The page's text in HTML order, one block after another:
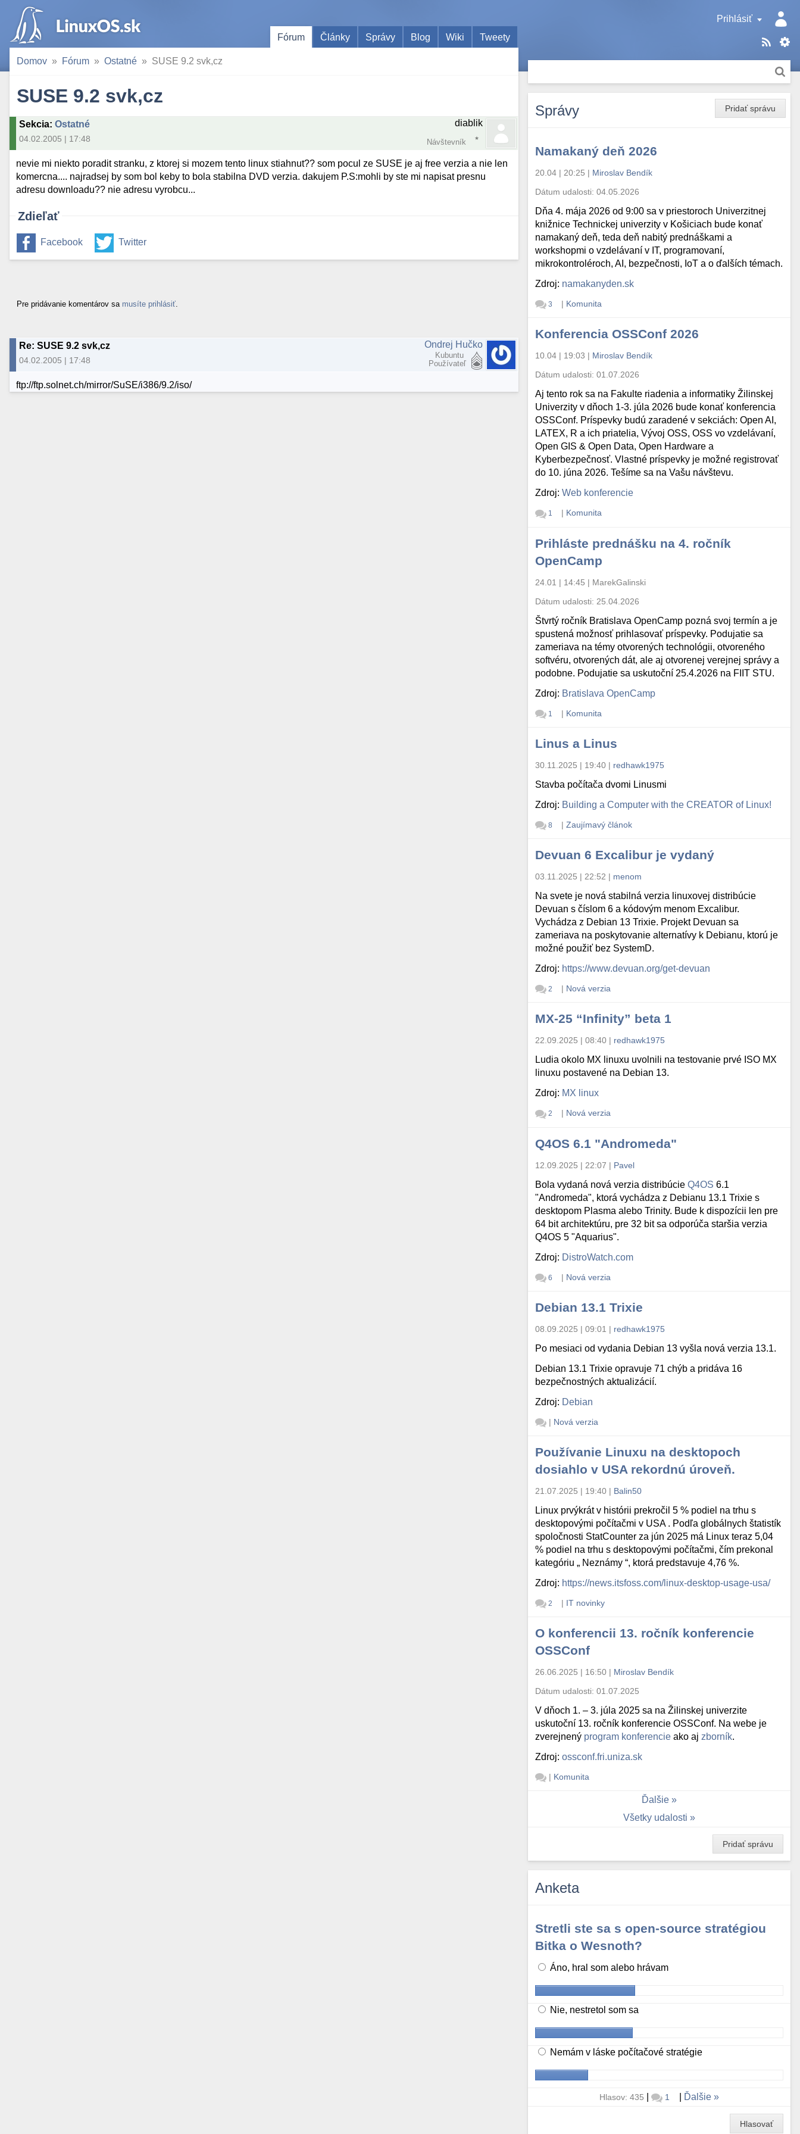
Prihlásiť
Fórum
Články Správy Blog Wiki Tweety
Domov Fórum Ostatné SUSE 9.2 svk,cz
SUSE 9.2 svk,cz
Sekcia: Ostatné
04.02.2005 | 17:48
diablik
Návštevník
nevie mi niekto poradit stranku, z ktorej si mozem tento linux stiahnut?? som pocul ze SUSE je aj free verzia a nie len
komercna.... najradsej by som bol keby to bola stabilna DVD verzia. dakujem P.S:mohli by ste mi napisat presnu
adresu downloadu?? nie adresu vyrobcu...
Zdieľať
Facebook Twitter
Pre pridávanie komentárov sa musíte prihlásiť
Re: SUSE 9.2 svk,cz
04.02.2005 | 17:48
Ondrej Hučko
Kubuntu
Používateľ
ftp://ftp.solnet.ch/mirror/SuSE/i386/9.2/iso/
Pridať správu
Správy
Namakaný deň 2026
20.04 | 20:25 | Miroslav Bendík
Dátum udalosti:04.05.2026
Dňa 4. mája 2026 od 9:00 sa v priestoroch Univerzitnej
knižnice Technickej univerzity v Košiciach bude konať
namakaný deň, teda deň nabitý prednáškami a
workshopmi o vzdelávaní v IT, programovaní,
mikrokontroléroch, AI, bezpečnosti, IoT a o ďalších témach.
Zdroj: namakanyden.sk
3 | Komunita
Konferencia OSSConf 2026
10.04 | 19:03 | Miroslav Bendík
Dátum udalosti:01.07.2026
Aj tento rok sa na Fakulte riadenia a informatiky Žilinskej
Univerzity v dňoch 1-3. júla 2026 bude konať konferencia
OSSConf. Príspevky budú zaradené v sekciách: Open AI,
LATEX, R a ich priatelia, Vývoj OSS, OSS vo vzdelávaní,
Open GIS & Open Data, Open Hardware a
Kyberbezpečnosť. Vlastné príspevky je možné registrovať
do 10. júna 2026. Tešíme sa na Vašu návštevu.
Zdroj:Web konferencie
1 | Komunita
Prihláste prednášku na 4. ročník
OpenCamp
24.01 | 14:45 | MarekGalinski
Dátum udalosti: 25.04.2026
Štvrtý ročník Bratislava OpenCamp pozná svoj termín a je
spustená možnosť prihlasovať príspevky. Podujatie sa
zameriava na témy otvorených technológii, otvoreného
softvéru, otvorených dát, ale aj otvorenej verejnej správy a
podobne. Podujatie sa uskutoční 25.4.2026 na FIIT STU.
Zdroj: Bratislava OpenCamp
1 | Komunita
Linus a Linus
30.11.2025 | 19:40 | redhawk1975
Stavba počítača dvomi Linusmi
Zdroj: Building a Computer with the CREATOR of Linux!
8 | Zaujímavý článok
Devuan 6 Excalibur je vydaný
03.11.2025 | 22:52 | menom
Na svete je nová stabilná verzia linuxovej distribúcie
Devuan s číslom 6 a kódovým menom Excalibur.
Vychádza z Debian 13 Trixie. Projekt Devuan sa
zameriava na poskytovanie alternatívy k Debianu, ktorú je
možné použiť bez SystemD.
Zdroj: https://www.devuan.org/get-devuan
2 | Nová verzia
MX-25 “Infinity” beta 1
22.09.2025 | 08:40 | redhawk1975
Ludia okolo MX linuxu uvolnili na testovanie prvé ISO MX
linuxu postavené na Debian 13.
Zdroj: MX linux
2 | Nová verzia
Q4OS 6.1 "Andromeda"
12.09.2025 | 22:07 | Pavel
Bola vydaná nová verzia distribúcieQ4OS 6.1
"Andromeda", ktorá vychádza z Debianu 13.1 Trixie s
desktopom Plasma alebo Trinity. Bude k dispozícii len pre
64 bit architektúru, pre 32 bit sa odporúča staršia verzia
Q4OS 5 "Aquarius".
Zdroj: DistroWatch.com
6 | Nová verzia
Debian 13.1 Trixie
08.09.2025 | 09:01 | redhawk1975
Po mesiaci od vydania Debian 13 vyšla nová verzia 13.1.
Debian 13.1 Trixie opravuje 71 chýb a pridáva 16
bezpečnostných aktualizácií.
Zdroj: Debian
| Nová verzia
Používanie Linuxu na desktopoch
dosiahlo v USA rekordnú úroveň.
21.07.2025 | 19:40 | Balin50
Linux prvýkrát v histórii prekročil 5 % podiel na trhu s
desktopovými počítačmi v USA . Podľa globálnych štatistík
spoločnosti StatCounter za jún 2025 má Linux teraz 5,04
% podiel na trhu s desktopovými počítačmi, čím prekonal
kategóriu „ Neznámy “, ktorá predstavuje 4,76 %.
Zdroj: https://news.itsfoss.com/linux-desktop-usage-usa/
2 | IT novinky
O konferencii 13. ročník konferencie
OSSConf
26.06.2025 | 16:50 | Miroslav Bendík
Dátum udalosti:01.07.2025
V dňoch 1. – 3. júla 2025 sa na Žilinskej univerzite
uskutoční 13. ročník konferencie OSSConf. Na webe je
zverejnený program konferencie ako aj zborník.
Zdroj:ossconf.fri.uniza.sk
| Komunita
Ďalšie
Všetky udalosti
Pridať správu
Anketa
Stretli ste sa s open-source stratégiou
Bitka o Wesnoth?
Áno, hral som alebo hrávam
Nie, nestretol som sa
Nemám v láske počítačové stratégie
Hlasov: 435 | 1 Ďalšie
Hlasovať